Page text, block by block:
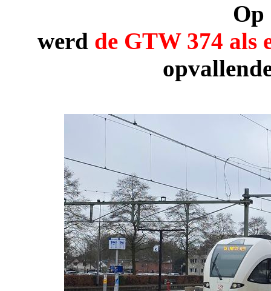
Op
werd de GTW 374 als